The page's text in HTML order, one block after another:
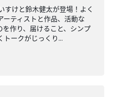
すけと鈴木健太が登場！よく
ティストと作品、活動な
作り、届けること、シンプ
トークがじっくり...